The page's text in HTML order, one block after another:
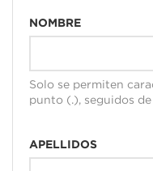
NOMBRE
Solo se permiten
punto (.), seguidos de
APELLIDOS